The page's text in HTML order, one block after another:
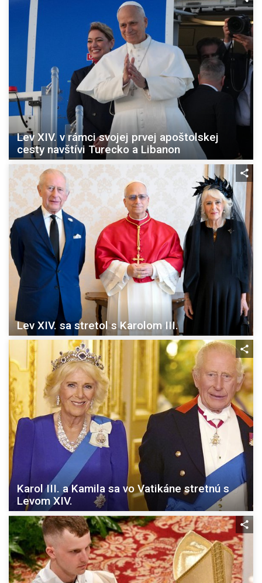
Lev XIV. v rámci svojej prvej apoštolskej
cesty navštívi Turecko a Libanon
Lev XIV. sa stretol s Karolom III.
Karol III. a Kamila sa vo Vatikáne stretnú s
Levom XIV.